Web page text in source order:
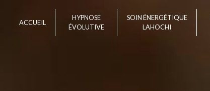
ACCUEIL
HYPNOSE
ÉVOLUTIVE
SOIN ÉNERGÉTIQUE
LAHOCHI